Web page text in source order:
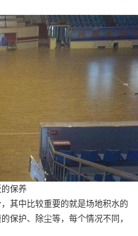
保养
其中比较重要的就是场地积水的
保护、除尘等，每个情况不同，